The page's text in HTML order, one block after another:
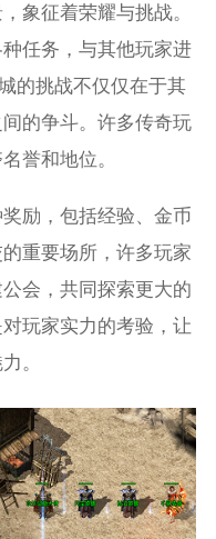
象征着荣耀与挑战。
任务，与其他玩家进
的挑战不仅仅在于其
的争斗。许多传奇玩
誉和地位。
励，包括经验、金币
重要场所，许多玩家
会，共同探索更大的
玩家实力的考验，让
。